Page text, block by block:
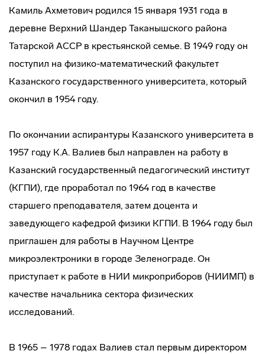
Камиль Ахметович родился 15 января 1931 года в
деревне Верхний Шандер Таканышского района
Татарской АССР в крестьянской семье. В 1949 году он
поступил на физико-математический факультет
Казанского государственного университета, который
окончил в 1954 году.
По окончании аспирантуры Казанского университета в
1957 году К.А. Валиев был направлен на работу в
Казанский государственный педагогический институт
(КГПИ), где проработал по 1964 год в качестве
старшего преподавателя, затем доцента и
заведующего кафедрой физики КГПИ. В 1964 году был
приглашен для работы в Научном Центре
микроэлектроники в городе Зеленограде. Он
приступает к работе в НИИ микроприборов (НИИМП) в
качестве начальника сектора физических
исследований.
В 1965 – 1978 годах Валиев стал первым директором